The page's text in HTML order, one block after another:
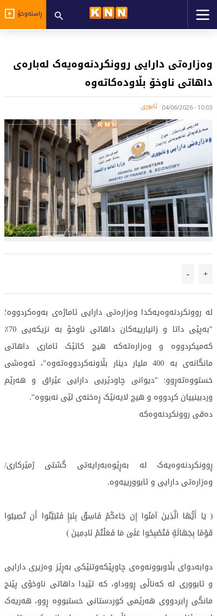
ڕاستەوخۆ
وەزارەتی دارایی روونکردنەوەیەک لەبارەی
داهاتی ناوخۆ بڵاودەکاتەوە
10:03 - 04/06/2026 ئابوری
+
-
لە روونکردنەوەیەکدا وەزارەتی دارایی ئاماژەی بەوەکردووە؛
"بەپێی داتا و زانیارییەکان داهاتی ناوخۆ بە نزیکەیی 70٪
کەمیکردووە و وەزارەتەکە هیچ کاتێک ئاماری داهاتی
مانگانەی بە 400 ملیار دینار بڵاونەکردووەتەوە"، ئەوەشی
خستووەتەڕوو: "دیوانی چاودێریی دارایی عێراق و هەرێم
وردبینییان کردووە و هیچ لایەنێک ڕەخنەی لێی نەبووە".
دەقی روونکردنەوەکە
ڕوونکردنەوەیەک لە بەڕێوەبەرایەتی گشتی ژمێرکاری/
وەزارەتی دارایی و ئابوورییەوە.
( يَا أَيُّهَا الَّذِينَ آمَنُوا إِن جَاءَكُمْ فَاسِقٌ بِنَبَإٍ فَتَبَيَّنُوا أَن تُصِيبُوا
قَوْمًا بِجَهَالَةٍ فَتُصْبِحُوا عَلَىٰ مَا فَعَلْتُمْ نَادِمِينَ )
دوابەدوای بڵاوبوونەوەی چاوپێکەوتنێکی بەڕێز وەزیری دارایی
و ئابووری لە کەناڵی ڕووداو، کە تێیدا داهاتی ناوخۆی پێنج
مانگی ڕابردووی هەرێمی کوردستانی خستبووە ڕوو، هەریەک